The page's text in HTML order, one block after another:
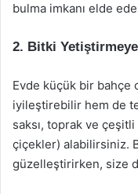
bulma imkanı elde
2. Bitki
Evde küçük bir bahçe
iyileştirebilir hem de
saksı, toprak ve
çiçekler) alabilirsiniz.
güzelleştirirken, size